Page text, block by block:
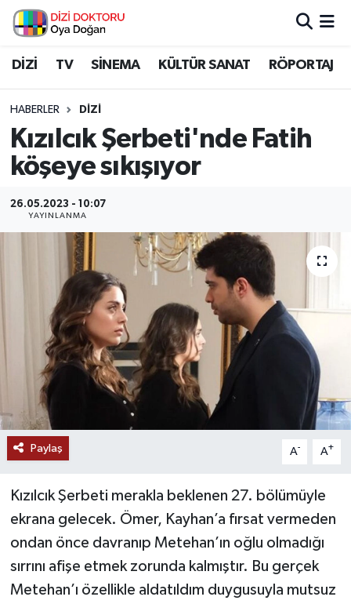
DİZİ TV SİNEMA KÜLTÜR SANAT RÖPORTAJ
HABERLER DİZİ
Kızılcık Şerbeti'nde Fatih
köşeye sıkışıyor
26.05.2023 - 10:07
YAYINLANMA
Paylaş A- A+
Kızılcık Şerbeti merakla beklenen 27. bölümüyle
ekrana gelecek. Ömer, Kayhan’a fırsat vermeden
ondan önce davranıp Metehan’ın oğlu olmadığı
sırrını afişe etmek zorunda kalmıştır. Bu gerçek
Metehan’ı özellikle aldatıldım duygusuyla mutsuz
İstanbul Nöbetçi Eczaneler
İstanbul Namaz Vakitleri
İstanbul Trafik Yoğunluk Haritası
Süper Lig Puan Durumu ve Fikstür
Tüm Manşetler
Son Dakika Haberleri
Haber Arşivi